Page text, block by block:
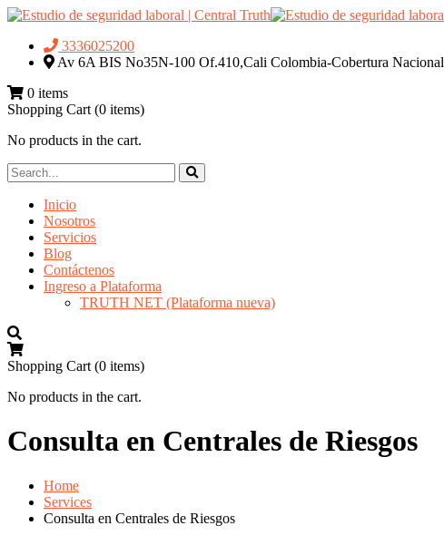
3336025200
Av 6A BIS No35N-100 Of.410,Cali Colombia-Cobertura Nacional
0 items
Shopping Cart (0 items)
No products in the cart.
Inicio
Nosotros
Servicios
Blog
Contáctenos
Ingreso a Plataforma
TRUTH NET (Plataforma nueva)
Shopping Cart (0 items)
No products in the cart.
Consulta en Centrales de Riesgos
Home
Services
Consulta en Centrales de Riesgos